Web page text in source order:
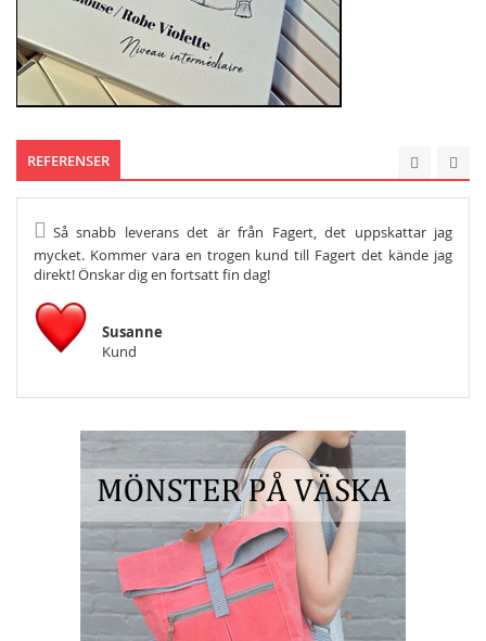
REFERENSER
Så snabb leverans det är från Fagert, det uppskattar jag
mycket. Kommer vara en trogen kund till Fagert det kände jag
direkt! Önskar dig en fortsatt fin dag!
Susanne
Kund